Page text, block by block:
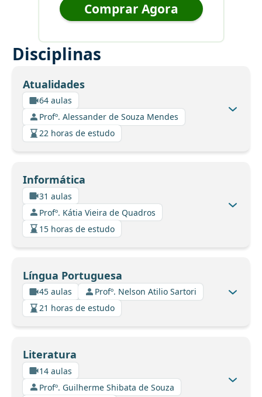
Comprar Agora
Disciplinas
Atualidades
64 aulas
Profº. Alessander de Souza Mendes
22 horas de estudo
Informática
31 aulas
Profº. Kátia Vieira de Quadros
15 horas de estudo
Língua Portuguesa
45 aulas
Profº. Nelson Atilio Sartori
21 horas de estudo
Literatura
14 aulas
Profº. Guilherme Shibata de Souza